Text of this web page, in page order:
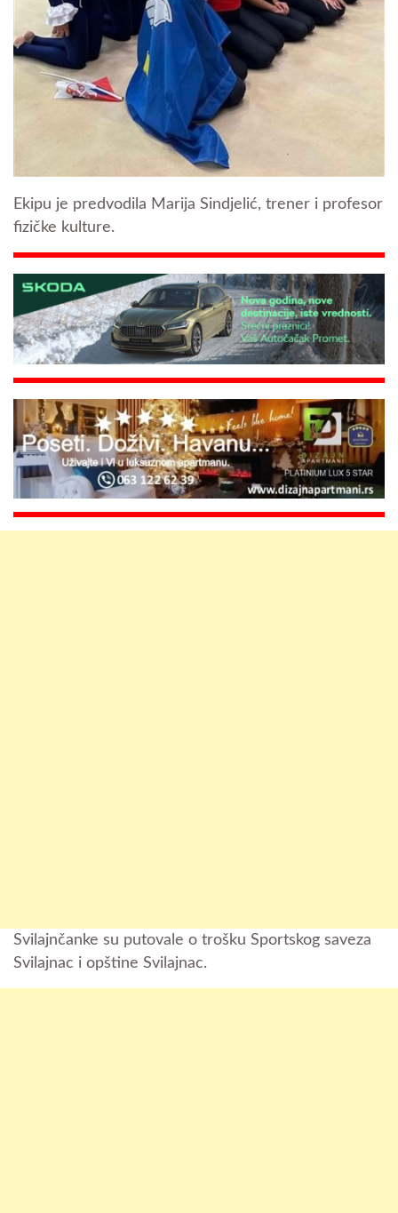
Ekipu je predvodila Marija Sindjelić, trener i profesor
fizičke kulture.
Svilajnčanke su putovale o trošku Sportskog saveza
Svilajnac i opštine Svilajnac.